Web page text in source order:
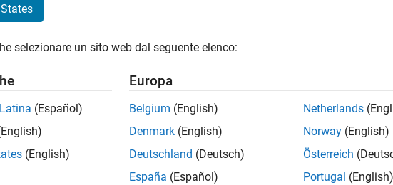
selezionare un sito web dal seguente elenco:
(Español)
(English)
Europa
Belgium (English)
Denmark (English)
Deutschland (Deutsch)
España (Español)
Netherlands
Norway (English)
Österreich
Portugal (English)